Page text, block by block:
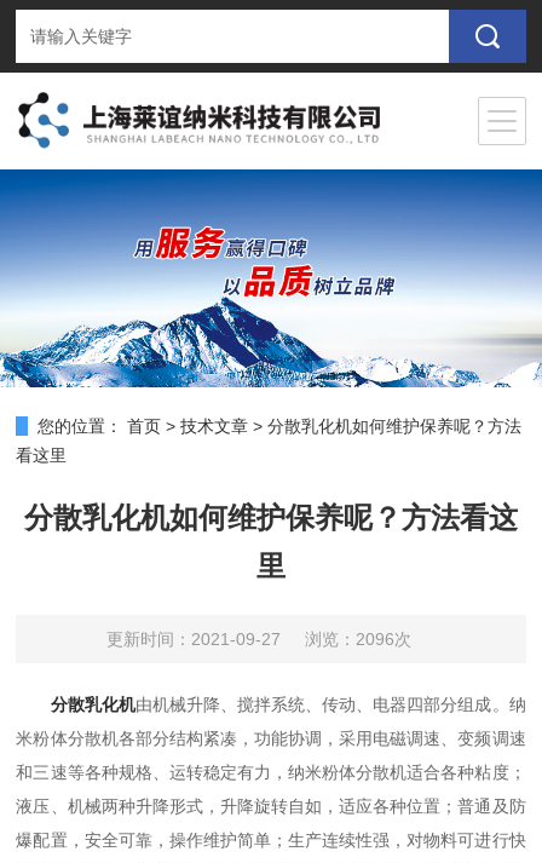
您的位置： 首页 >技术文章 >分散乳化机如何维护保养呢？方法
看这里
分散乳化机如何维护保养呢？方法看这
里
更新时间：2021-09-27 浏览：2096次
分散乳化机由机械升降、搅拌系统、传动、电器四部分组成。纳
米粉体分散机各部分结构紧凑，功能协调，采用电磁调速、变频调速
和三速等各种规格、运转稳定有力，纳米粉体分散机适合各种粘度；
液压、机械两种升降形式，升降旋转自如，适应各种位置；普通及防
爆配置，安全可靠，操作维护简单；生产连续性强，对物料可进行快